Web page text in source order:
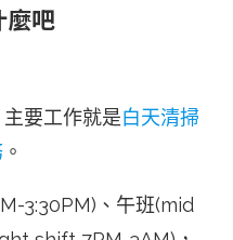
麼吧
要工作就是白天清掃
。
3:30PM)、午班(mid